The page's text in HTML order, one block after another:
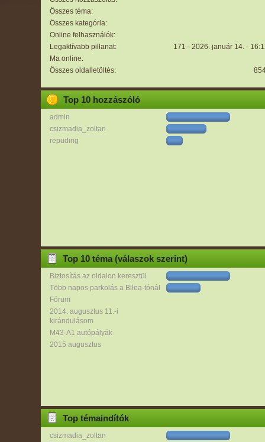
Összes téma:
Összes kategória:
Online felhasználók:
Legaktívabb pillanat:
171 - 2026. január 14. -
Ma online:
Összes oldalletöltés:
Top 10 hozzászóló
admin
csizmadia_zoltan
repuding
Top 10 téma (válaszok szerint)
Biztosítás az oldalon keresztül
Több napos parkolás a Bilea-tónál
Fórum
2014. augusztus 11.-i
kirándulásom
M43-A1 autópályák
2015 augusztus
Top témaindítók
csizmadia_zoltan